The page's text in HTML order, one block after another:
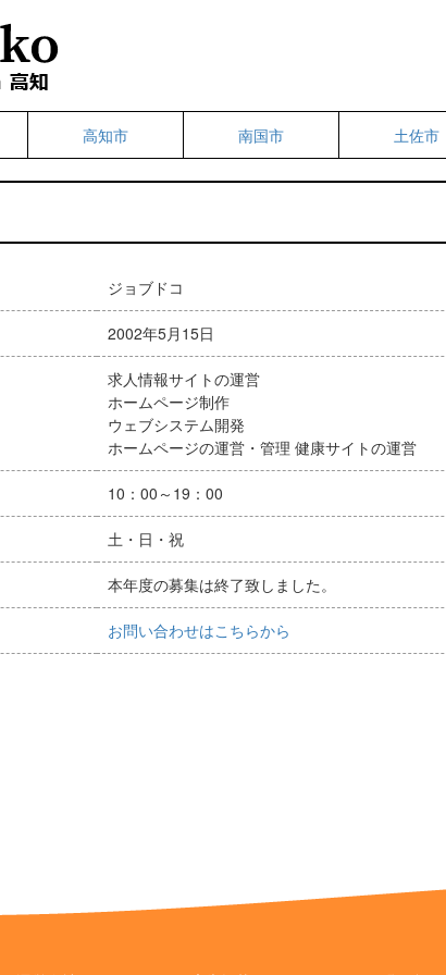
高知市 南国市 土佐市
ジョブドコ
2002年5月15日
求人情報サイトの運営
ホームページ制作
ウェブシステム開発
ホームページの運営・管理 健康サイトの運営
10：00～19：00
土・日・祝
本年度の募集は終了致しました。
お問い合わせはこちらから